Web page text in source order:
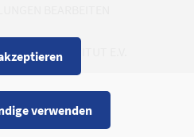
verwenden
BEARBEITEN
JUGENDINSTITUT E.V.